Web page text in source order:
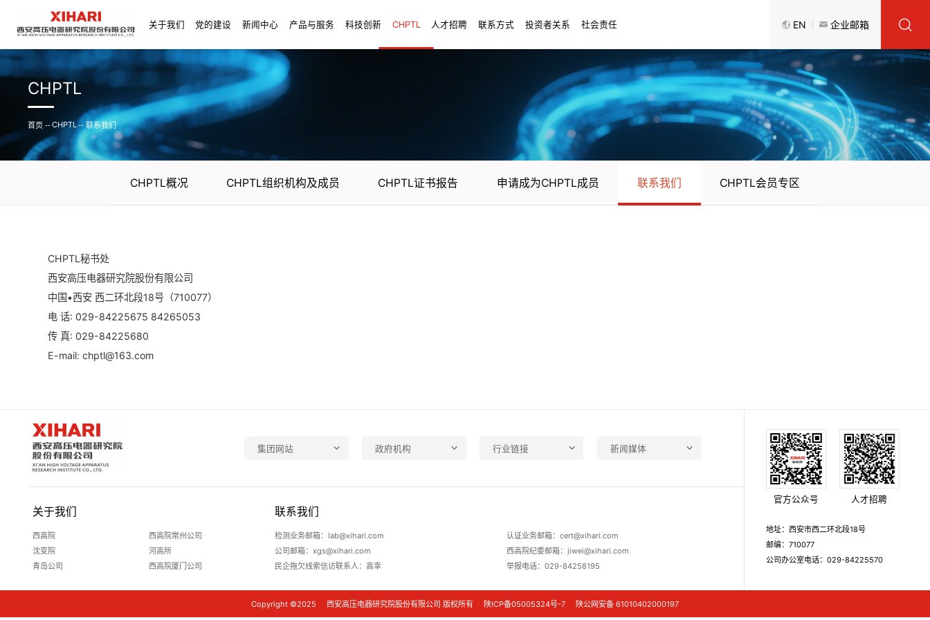
EN 企业邮箱
关于我们 党的建设 新闻中心 产品与服务 科技创新 CHPTL 人才招聘 联系方式 投资者关系 社会责任
CHPTL
首页 -- CHPTL -- 联系我们
CHPTL概况 CHPTL组织机构及成员 CHPTL证书报告 申请成为CHPTL成员 联系我们 CHPTL会员专区
CHPTL秘书处
西安高压电器研究院股份有限公司
中国•西安 西二环北段18号（710077）
电 话: 029-84225675 84265053
传 真: 029-84225680
E-mail: chptl@163.com
集团网站 政府机构 行业链接 新闻媒体
关于我们
西高院
西高院常州公司
沈变院
河高所
青岛公司
西高院厦门公司
联系我们
检测业务邮箱：lab@xihari.com
认证业务邮箱：cert@xihari.com
公司邮箱：xgs@xihari.com
西高院纪委邮箱：jiwei@xihari.com
民企拖欠线索信访联系人：高幸
举报电话：029-84258195
官方公众号 人才招聘
地址：西安市西二环北段18号
邮编：710077
公司办公室电话：029-84225570
Copyright ©2025 西安高压电器研究院股份有限公司 版权所有 陕ICP备05005324号-7 陕公网安备 61010402000197